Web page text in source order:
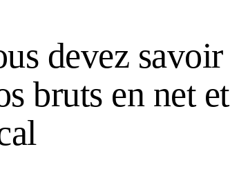
devez savoir
bruts en net et